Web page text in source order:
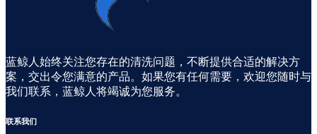
蓝鲸人始终关注您存在的清洗问题，不断提供合适的解决方
案，交出令您满意的产品。如果您有任何需要，欢迎您随时与
我们联系，蓝鲸人将竭诚为您服务。
联系我们